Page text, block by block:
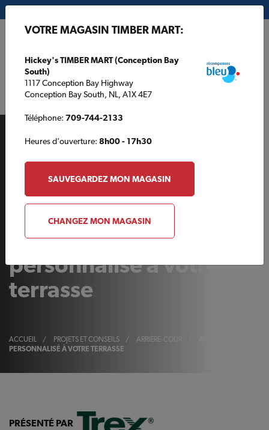
ARRIÈRE-COUR
Ajoutez un éclairage
personnalisé à votre
terrasse
ACCUEIL / PROJETS ET CONSEILS / ARRIÈRE-COUR
PERSONNALISÉ À VOTRE TERRASSE
PRÉSENTÉ PAR
VOTRE MAGASIN TIMBER MART:
Hickey's TIMBER MART (Conception Bay
South)
1117 Conception Bay Highway
Conception Bay South, NL, A1X 4E7
Téléphone: 709-744-2133
Heures d'ouverture: 8h00 - 17h30
SAUVEGARDEZ MON MAGASIN
CHANGEZ MON MAGASIN